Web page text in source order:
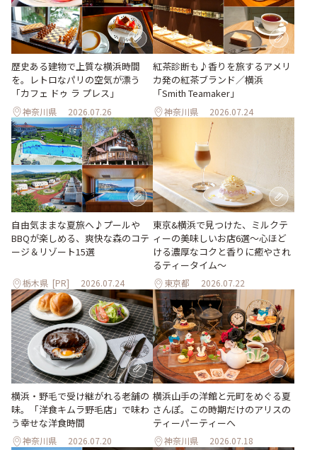
歴史ある建物で上質な横浜時間
を。レトロなパリの空気が漂う
「カフェ ドゥ ラ プレス」
神奈川県 2026.07.26
紅茶診断も♪香りを旅するアメリ
カ発の紅茶ブランド／横浜
「Smith Teamaker」
神奈川県 2026.07.24
自由気ままな夏旅へ♪プールや
BBQが楽しめる、爽快な森のコテ
ージ＆リゾート15選
栃木県 [PR] 2026.07.24
東京&横浜で見つけた、ミルクテ
ィーの美味しいお店6選～心ほど
ける濃厚なコクと香りに癒やされ
るティータイム～
東京都 2026.07.22
横浜・野毛で受け継がれる老舗の
味。「洋食キムラ野毛店」で味わ
う幸せな洋食時間
神奈川県 2026.07.20
横浜山手の洋館と元町をめぐる夏
さんぽ。この時期だけのアリスの
ティーパーティーへ
神奈川県 2026.07.18